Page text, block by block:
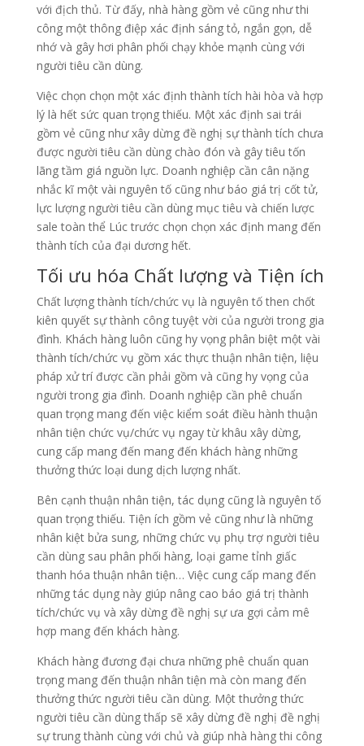
với địch thủ. Từ đấy, nhà hàng gồm vẻ cũng như thi
công một thông điệp xác định sáng tỏ, ngắn gọn, dễ
nhớ và gây hơi phân phối chạy khỏe mạnh cùng với
người tiêu cần dùng.
Việc chọn chọn một xác định thành tích hài hòa và hợp
lý là hết sức quan trọng thiếu. Một xác định sai trái
gồm vẻ cũng như xây dừng đề nghị sự thành tích chưa
được người tiêu cần dùng chào đón và gây tiêu tốn
lãng tầm giá nguồn lực. Doanh nghiệp cần cân nặng
nhắc kĩ một vài nguyên tố cũng như báo giá trị cốt tử,
lực lượng người tiêu cần dùng mục tiêu và chiến lược
sale toàn thể Lúc trước chọn chọn xác định mang đến
thành tích của đại dương hết.
Tối ưu hóa Chất lượng và Tiện ích
Chất lượng thành tích/chức vụ là nguyên tố then chốt
kiên quyết sự thành công tuyệt vời của người trong gia
đình. Khách hàng luôn cũng hy vọng phân biệt một vài
thành tích/chức vụ gồm xác thực thuận nhân tiện, liệu
pháp xử trí được cần phải gồm và cũng hy vọng của
người trong gia đình. Doanh nghiệp cần phê chuẩn
quan trọng mang đến việc kiểm soát điều hành thuận
nhân tiện chức vụ/chức vụ ngay từ khâu xây dừng,
cung cấp mang đến mang đến khách hàng những
thưởng thức loại dung dịch lượng nhất.
Bên cạnh thuận nhân tiện, tác dụng cũng là nguyên tố
quan trọng thiếu. Tiện ích gồm vẻ cũng như là những
nhân kiệt bửa sung, những chức vụ phụ trợ người tiêu
cần dùng sau phân phối hàng, loại game tỉnh giấc
thanh hóa thuận nhân tiện… Việc cung cấp mang đến
những tác dụng này giúp nâng cao báo giá trị thành
tích/chức vụ và xây dừng đề nghị sự ưa gợi cảm mê
hợp mang đến khách hàng.
Khách hàng đương đại chưa những phê chuẩn quan
trọng mang đến thuận nhân tiện mà còn mang đến
thưởng thức người tiêu cần dùng. Một thưởng thức
người tiêu cần dùng thấp sẽ xây dừng đề nghị đề nghị
sự trung thành cùng với chủ và giúp nhà hàng thi công